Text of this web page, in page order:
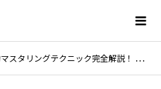
スタリングテクニック完全解説！